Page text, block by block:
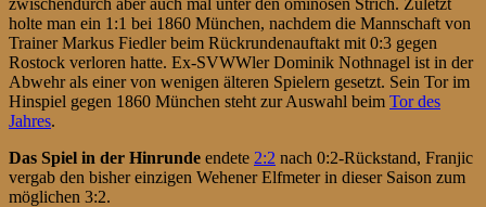
holte man ein 1:1 bei 1860 München, nachdem die Mannschaft von
Trainer Markus Fiedler beim Rückrundenauftakt mit 0:3 gegen
Rostock verloren hatte. Ex-SVWWler Dominik Nothnagel ist in der
Abwehr als einer von wenigen älteren Spielern gesetzt. Sein Tor im
Hinspiel gegen 1860 München steht zur Auswahl beim Tor des
Jahres.
Das Spiel in der Hinrunde endete 2:2 nach 0:2-Rückstand, Franjic
vergab den bisher einzigen Wehener Elfmeter in dieser Saison zum
möglichen 3:2.